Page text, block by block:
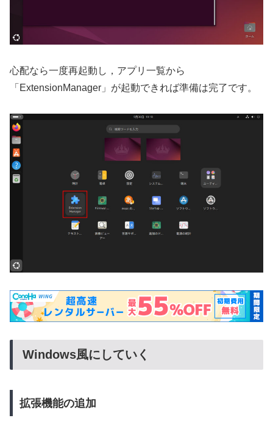
心配なら一度再起動し，アプリ一覧から
「ExtensionManager」が起動できれば準備は完了です。
Windows風にしていく
拡張機能の追加